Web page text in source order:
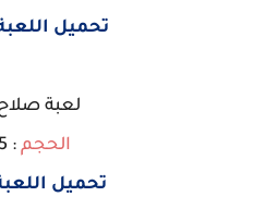
تحميل
لعبة صلاح
الحجم : 425 MB
تحميل